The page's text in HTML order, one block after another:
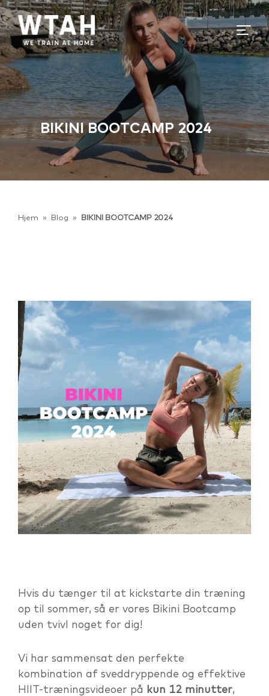
BIKINI BOOTCAMP 2024
Hjem » Blog » BIKINI BOOTCAMP 2024
Hvis du tænger til at kickstarte din træning
op til sommer, så er vores Bikini Bootcamp
uden tvivl noget for dig!
Vi har sammensat den perfekte
kombination af sveddryppende og effektive
HIIT-træningsvideoer på kun 12 minutter,